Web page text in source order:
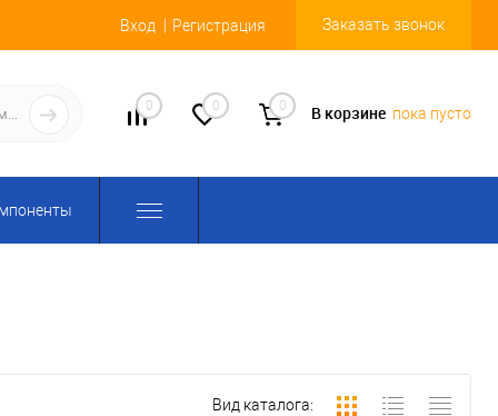
Вход Регистрация Заказать звонок
0 0 0 В корзине пока пусто
Вид каталога: